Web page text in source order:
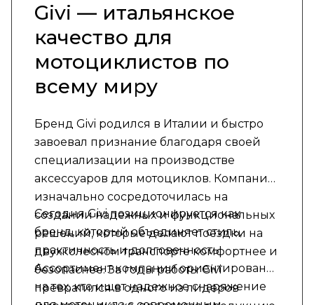
Givi — итальянское
качество для
мотоциклистов по
всему миру
Бренд Givi родился в Италии и быстро
завоевал признание благодаря своей
специализации на производстве
аксессуаров для мотоциклов. Компания
изначально сосредоточилась на
создании надежных и функциональных
решений, которые делают поездки на
двухколесном транспорте комфортнее и
безопаснее. За годы работы Givi
превратился в одного из лидеров
Сегодня Givi позиционируется как
бренд, который объединяет стиль,
практичность и долговечность.
Ассортимент компании ориентирован
на тех, кто ищет надежное снаряжение